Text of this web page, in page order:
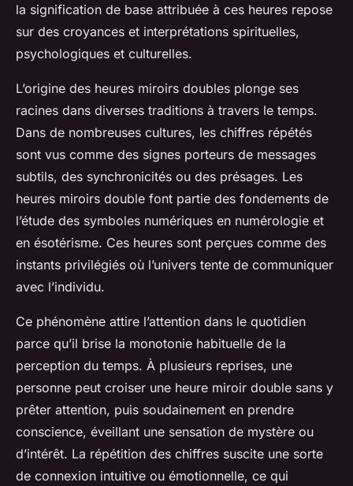
la signification de base attribuée à ces heures repose
sur des croyances et interprétations spirituelles,
psychologiques et culturelles.
L’origine des heures miroirs doubles plonge ses
racines dans diverses traditions à travers le temps.
Dans de nombreuses cultures, les chiffres répétés
sont vus comme des signes porteurs de messages
subtils, des synchronicités ou des présages. Les
heures miroirs double font partie des fondements de
l’étude des symboles numériques en numérologie et
en ésotérisme. Ces heures sont perçues comme des
instants privilégiés où l’univers tente de communiquer
avec l’individu.
Ce phénomène attire l’attention dans le quotidien
parce qu’il brise la monotonie habituelle de la
perception du temps. À plusieurs reprises, une
personne peut croiser une heure miroir double sans y
prêter attention, puis soudainement en prendre
conscience, éveillant une sensation de mystère ou
d’intérêt. La répétition des chiffres suscite une sorte
de connexion intuitive ou émotionnelle, ce qui